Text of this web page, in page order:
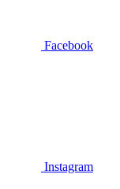
Facebook
Instagram